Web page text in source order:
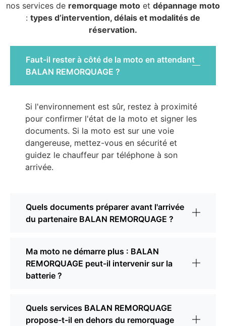
nos services de remorquage moto et dépannage moto
: types d’intervention, délais et modalités de
réservation.
Faut-il rester à côté de la moto en attendant
BALAN REMORQUAGE ?
Si l'environnement est sûr, restez à proximité
pour confirmer l'état de la moto et signer les
documents. Si la moto est sur une voie
dangereuse, mettez-vous en sécurité et
guidez le chauffeur par téléphone à son
arrivée.
Quels documents préparer avant l'arrivée
du partenaire BALAN REMORQUAGE ?
Ma moto ne démarre plus : BALAN
REMORQUAGE peut-il intervenir sur la
batterie ?
Quels services BALAN REMORQUAGE
propose-t-il en dehors du remorquage